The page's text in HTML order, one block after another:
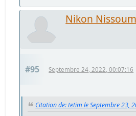
Nikon
#95 Septembre 24, 2022, 00:07:16
Citation de: tetim le Septembre 23,